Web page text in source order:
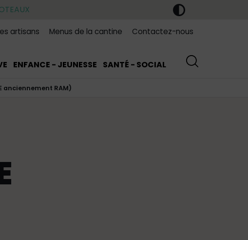
artisans Menus de la cantine Contactez-nous
ENFANCE - JEUNESSE SANTÉ - SOCIAL
anciennement RAM)